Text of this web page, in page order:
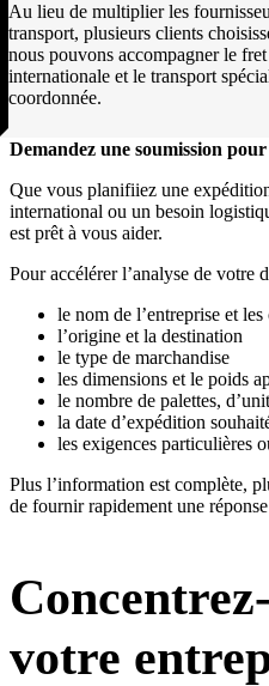
Au lieu de multiplier les
transport, plusieurs clients
nous pouvons accompagner le
internationale et le transport
coordonnée.
Demandez une soumission
Que vous planifiiez une
international ou un besoin
est prêt à vous aider.
Pour accélérer l’analyse de votre
le nom de l’entreprise et
l’origine et la destination
le type de marchandise
les dimensions et le poids
le nombre de palettes,
la date d’expédition
les exigences particulières
Plus l’information est complète,
de fournir rapidement une
votre